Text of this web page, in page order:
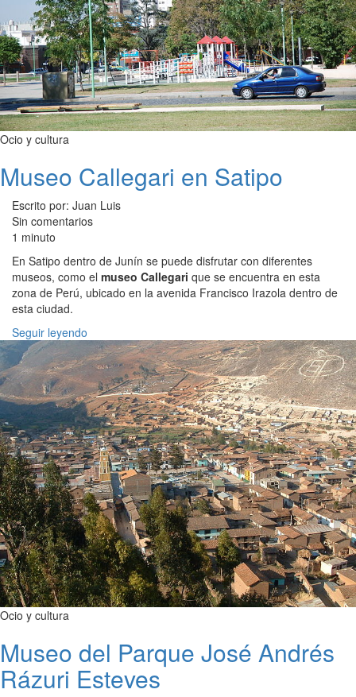
Ocio y cultura
Museo Callegari en Satipo
Escrito por: Juan Luis
Sin comentarios
1 minuto
En Satipo dentro de Junín se puede disfrutar con diferentes
museos, como el museo Callegari que se encuentra en esta
zona de Perú, ubicado en la avenida Francisco Irazola dentro de
esta ciudad.
Seguir leyendo
Ocio y cultura
Museo del Parque José Andrés
Rázuri Esteves